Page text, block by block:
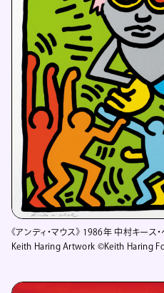
《アンディ・マウス》 1986年 中村キース
Keith Haring Artwork ©Keith Haring